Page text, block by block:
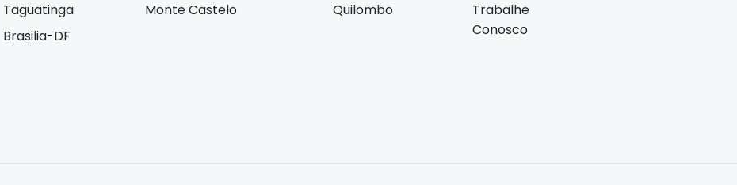
Taguatinga
Brasilia-DF
Monte Castelo
Quilombo
Trabalhe
Conosco